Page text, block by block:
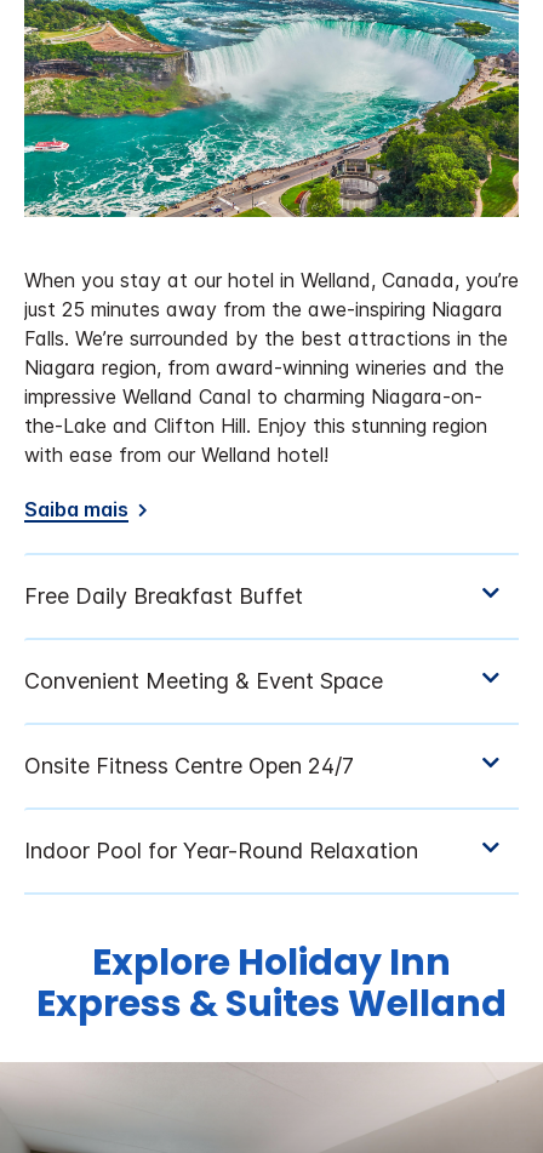
When you stay at our hotel in Welland, Canada, you’re
just 25 minutes away from the awe-inspiring Niagara
Falls. We’re surrounded by the best attractions in the
Niagara region, from award-winning wineries and the
impressive Welland Canal to charming Niagara-on-
the-Lake and Clifton Hill. Enjoy this stunning region
with ease from our Welland hotel!
Saiba mais
ExploreHoliday Inn
Express & SuitesWelland